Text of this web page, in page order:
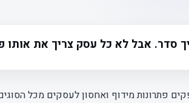
סדר. אבל לא כל עסק צריך את אותו
פתרונות מידוף ואחסון לעסקים מכל